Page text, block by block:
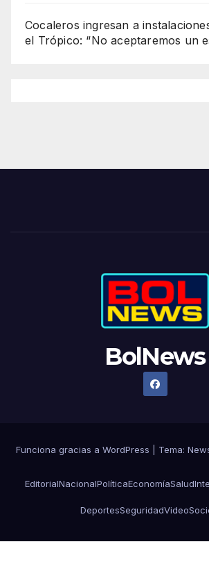
Cocaleros ingresan a
el Trópico: “No aceptaremos un
BolNews
Funciona gracias a WordPress Tema:
EditorialNacionalPolíticaEconomíaSalud
DeportesSeguridadVideo